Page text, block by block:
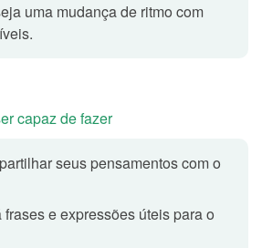
gostaria de estar? Amigos,
namorada?
novos temas e/ou perguntas.
viajar, qual lugar você
natureza ou atrações
uma mudança de ritmo com
capaz de fazer
seus pensamentos com o
e expressões úteis para o